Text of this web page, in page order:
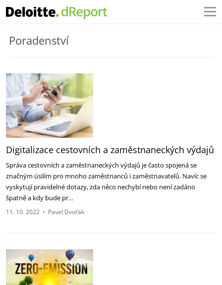
Poradenství
Digitalizace cestovních a zaměstnaneckých výdajů
Správa cestovních a zaměstnaneckých výdajů je často spojená se
značným úsilím pro mnoho zaměstnanců i zaměstnavatelů. Navíc se
vyskytují pravidelné dotazy, zda něco nechybí nebo není zadáno
špatně a kdy bude pr…
11. 10. 2022 • Pavel Dvořák